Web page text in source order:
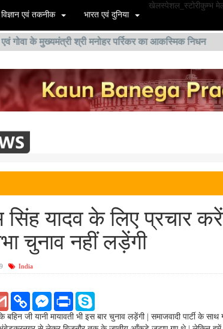
विज्ञान एवं तकनीक भारत एवं दुनिया
खेलस्पेशल_स्टोरीकुम्भ
के मुख्यमंत्री श्री मनोहर पर्रिकर का आकस्मिक निधन
सिंह यादव के लिए प्रचार
चुनाव नहीं लड़ेंगी
India
G
a
i
C
p
y
F
c
e
P
i
n
y
p
जी यानी मायावती भी इस बार चुनाव लड़ेंगी | समाजवादी पार्टी के